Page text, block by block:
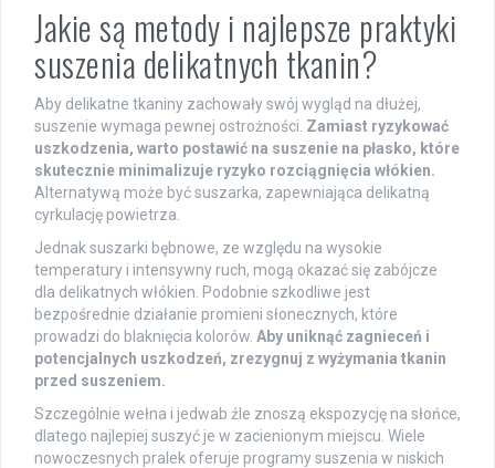
Jakie są metody i najlepsze praktyki
suszenia delikatnych tkanin?
Aby delikatne tkaniny zachowały swój wygląd na dłużej,
suszenie wymaga pewnej ostrożności. Zamiast ryzykować
uszkodzenia, warto postawić na suszenie na płasko, które
skutecznie minimalizuje ryzyko rozciągnięcia włókien.
Alternatywą może być suszarka, zapewniająca delikatną
cyrkulację powietrza.
Jednak suszarki bębnowe, ze względu na wysokie
temperatury i intensywny ruch, mogą okazać się zabójcze
dla delikatnych włókien. Podobnie szkodliwe jest
bezpośrednie działanie promieni słonecznych, które
prowadzi do blaknięcia kolorów. Aby uniknąć zagnieceń i
potencjalnych uszkodzeń, zrezygnuj z wyżymania tkanin
przed suszeniem.
Szczególnie wełna i jedwab źle znoszą ekspozycję na słońce,
dlatego najlepiej suszyć je w zacienionym miejscu. Wiele
nowoczesnych pralek oferuje programy suszenia w niskich